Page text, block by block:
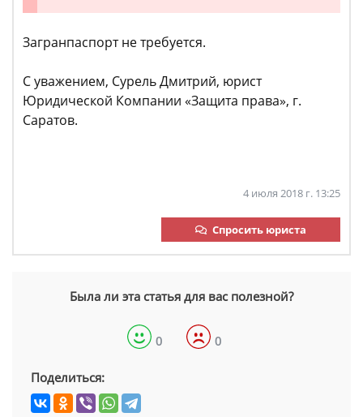
Загранпаспорт не требуется.
С уважением, Сурель Дмитрий, юрист
Юридической Компании «Защита права», г.
Саратов.
4 июля 2018 г. 13:25
Спросить юриста
Была ли эта статья для вас полезной?
0 0
Поделиться: